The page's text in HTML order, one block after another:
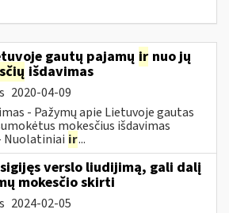
gautų pajamų ir nuo jų
išdavimas
2020-04-09
- Pažymų apie Lietuvoje gautas
mokesčius išdavimas
Nuolatiniai ir...
verslo liudijimą, gali dalį
mokesčio skirti
2024-02-05